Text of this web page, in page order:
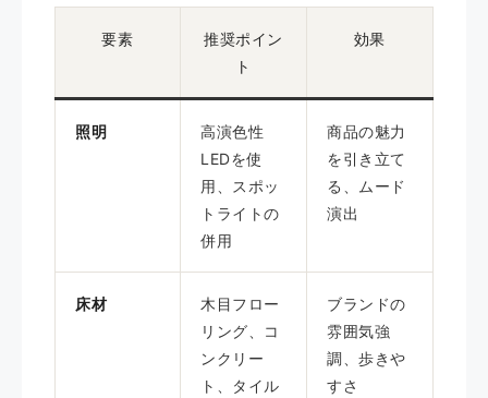
要素
推奨ポイン
ト
効果
照明
高演色性
LEDを使
用、スポッ
トライトの
併用
商品の魅力
を引き立て
る、ムード
演出
床材
木目フロー
リング、コ
ンクリー
ト、タイル
ブランドの
雰囲気強
調、歩きや
すさ